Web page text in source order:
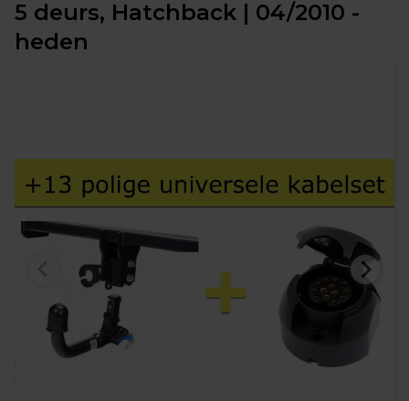
5 deurs, Hatchback | 04/2010 -
heden